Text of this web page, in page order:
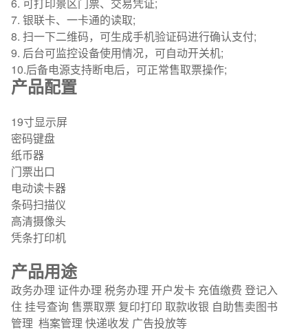
7. 银联卡、一卡通的读取;
8. 扫一下二维码，可生成手机验证码进行确认支付;
9. 后台可监控设备使用情况，可自动开关机;
10.后备电源支持断电后，可正常售取票操作;
产品配置
19寸显示屏
密码键盘
纸币器
门票出口
电动读卡器
条码扫描仪
高清摄像头
凭条打印机
产品用途
政务办理 证件办理 税务办理 开户发卡 充值缴费 登记入
住 挂号查询 售票取票 复印打印 取款收银 自助售卖图书
管理 档案管理 快递收发 广告投放等